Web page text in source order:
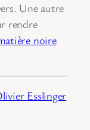
Une autre
rendre
noire
Esslinger